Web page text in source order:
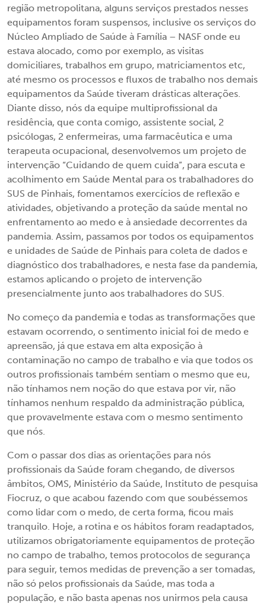
região metropolitana, alguns serviços prestados nesses
equipamentos foram suspensos, inclusive os serviços do
Núcleo Ampliado de Saúde à Família – NASF onde eu
estava alocado, como por exemplo, as visitas
domiciliares, trabalhos em grupo, matriciamentos etc,
até mesmo os processos e fluxos de trabalho nos demais
equipamentos da Saúde tiveram drásticas alterações.
Diante disso, nós da equipe multiprofissional da
residência, que conta comigo, assistente social, 2
psicólogas, 2 enfermeiras, uma farmacêutica e uma
terapeuta ocupacional, desenvolvemos um projeto de
intervenção “Cuidando de quem cuida”, para escuta e
acolhimento em Saúde Mental para os trabalhadores do
SUS de Pinhais, fomentamos exercícios de reflexão e
atividades, objetivando a proteção da saúde mental no
enfrentamento ao medo e à ansiedade decorrentes da
pandemia. Assim, passamos por todos os equipamentos
e unidades de Saúde de Pinhais para coleta de dados e
diagnóstico dos trabalhadores, e nesta fase da pandemia,
estamos aplicando o projeto de intervenção
presencialmente junto aos trabalhadores do SUS.
No começo da pandemia e todas as transformações que
estavam ocorrendo, o sentimento inicial foi de medo e
apreensão, já que estava em alta exposição à
contaminação no campo de trabalho e via que todos os
outros profissionais também sentiam o mesmo que eu,
não tínhamos nem noção do que estava por vir, não
tínhamos nenhum respaldo da administração pública,
que provavelmente estava com o mesmo sentimento
que nós.
Com o passar dos dias as orientações para nós
profissionais da Saúde foram chegando, de diversos
âmbitos, OMS, Ministério da Saúde, Instituto de pesquisa
Fiocruz, o que acabou fazendo com que soubéssemos
como lidar com o medo, de certa forma, ficou mais
tranquilo. Hoje, a rotina e os hábitos foram readaptados,
utilizamos obrigatoriamente equipamentos de proteção
no campo de trabalho, temos protocolos de segurança
para seguir, temos medidas de prevenção a ser tomadas,
não só pelos profissionais da Saúde, mas toda a
população, e não basta apenas nos unirmos pela causa